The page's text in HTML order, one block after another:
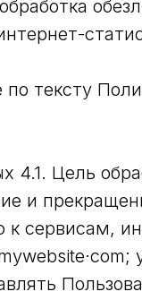
тексту
4.1. Цель
и
к сервисам,